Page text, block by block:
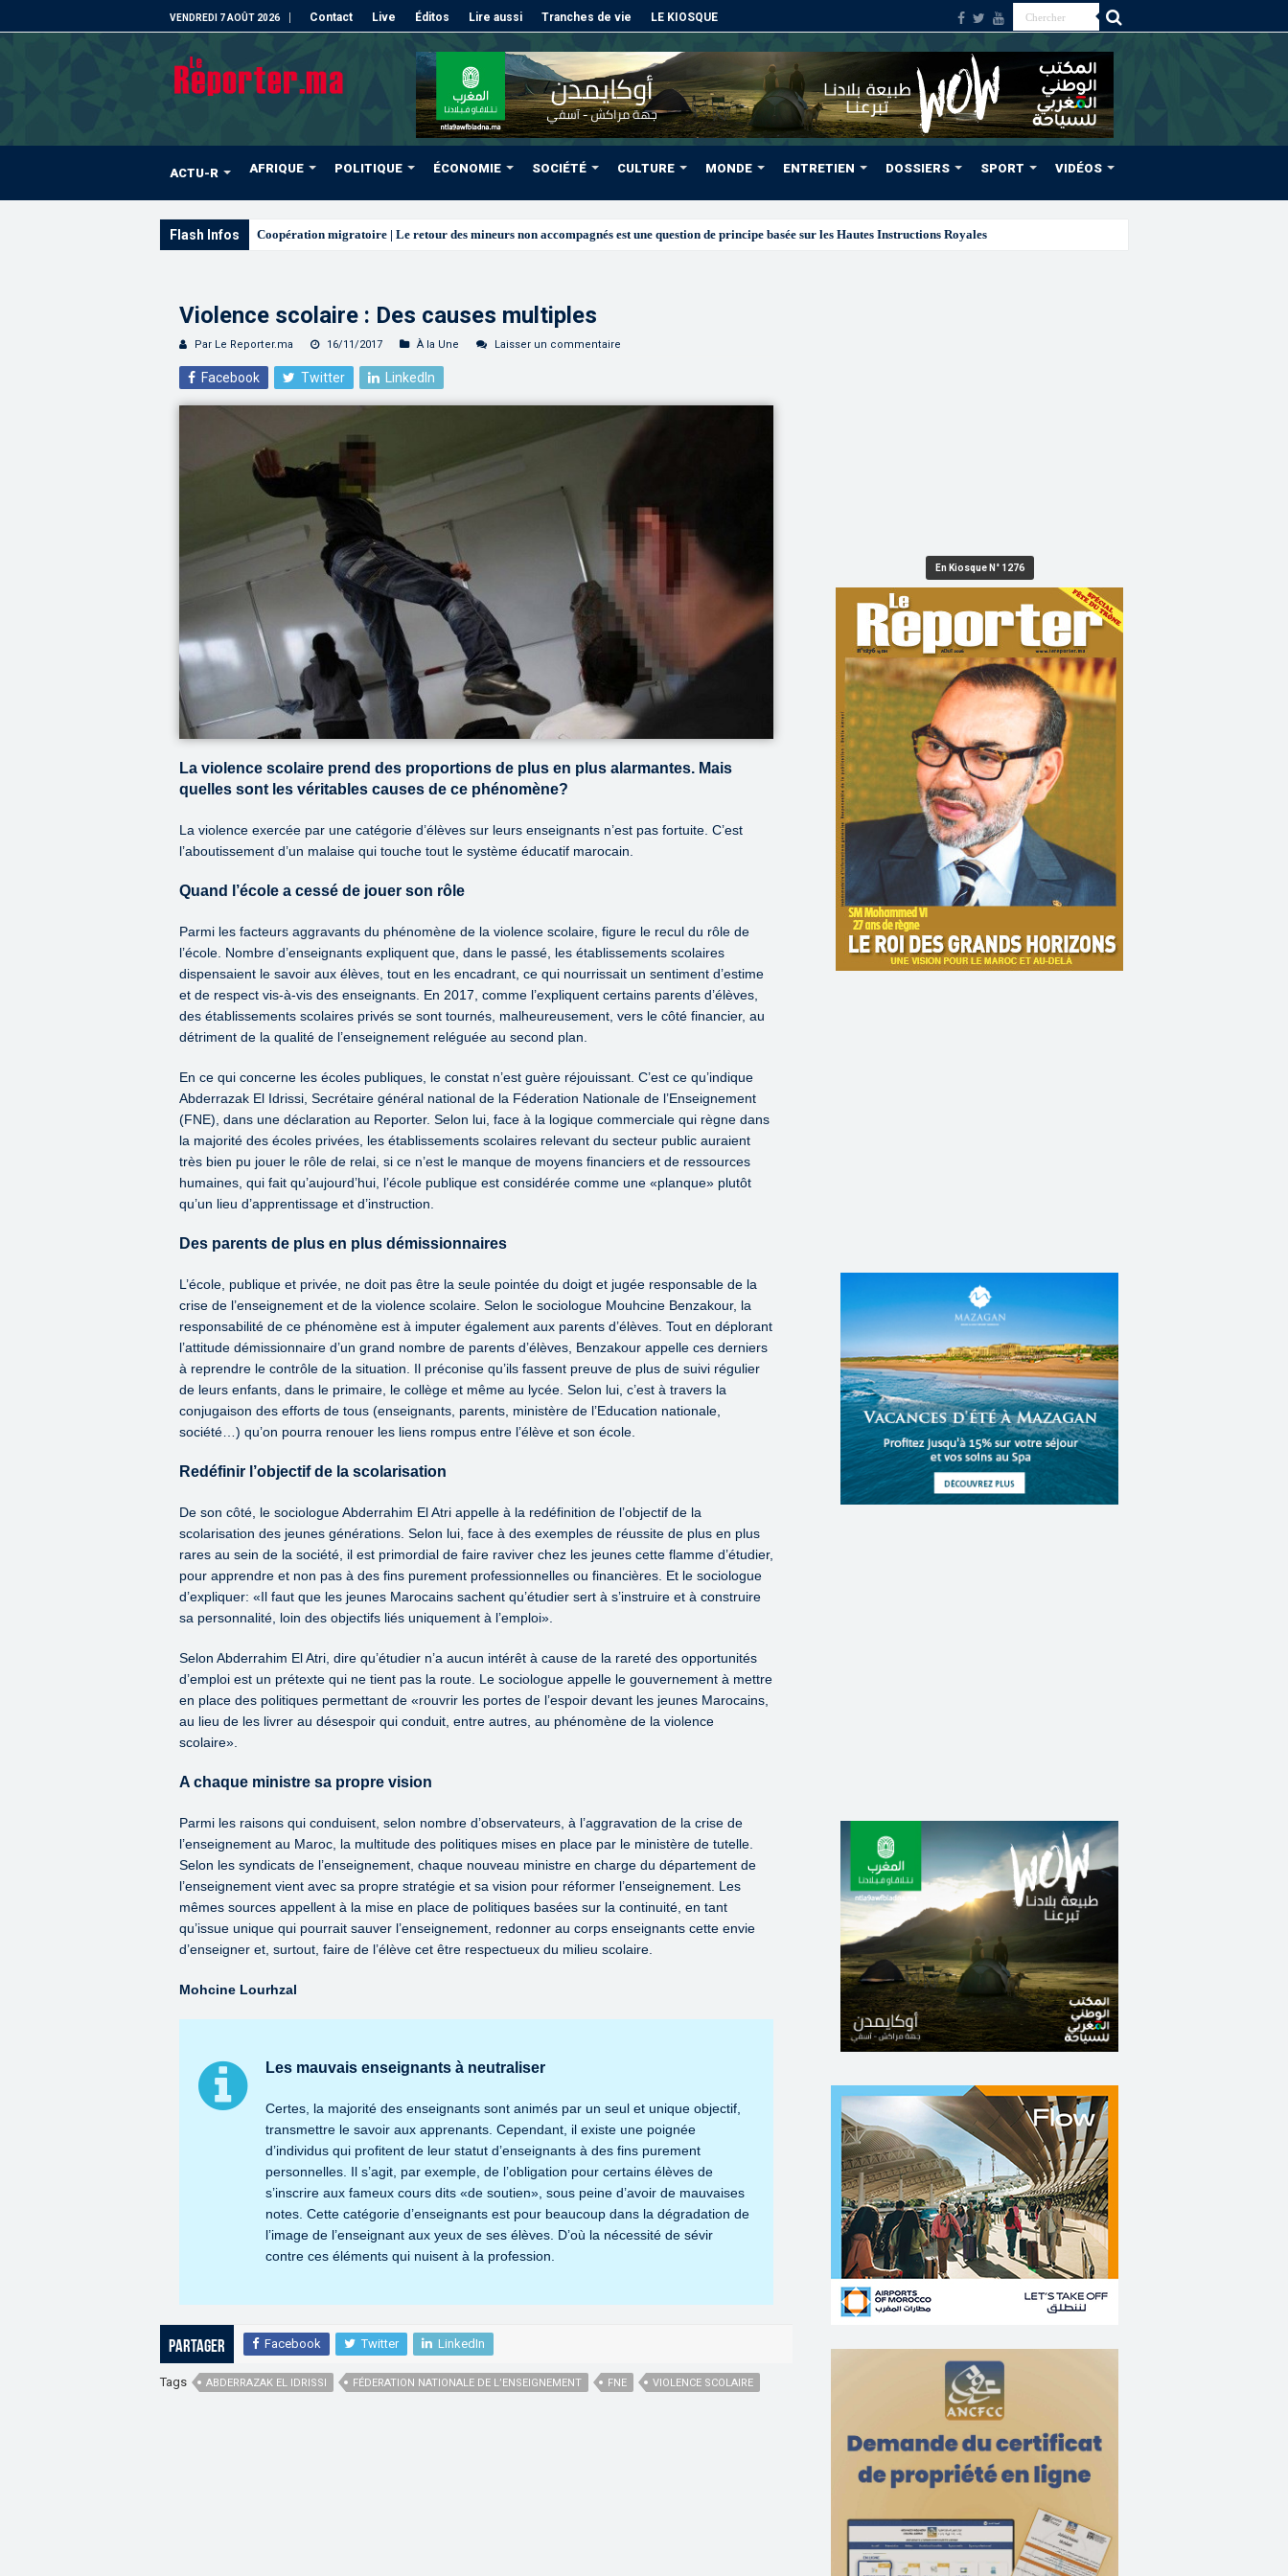
VENDREDI 7 AOÛT 2026 Contact Live Éditos Lire aussi Tranches de vie LE KIOSQUE
ACTU-R AFRIQUE POLITIQUE ÉCONOMIE SOCIÉTÉ CULTURE MONDE ENTRETIEN DOSSIERS SPORT VIDÉOS
Flash Infos L’ONMT renforce l’attractivité
Violence scolaire : Des causes multiples
Par Le Reporter.ma 16/11/2017 À la Une Laisser un commentaire
Facebook Twitter LinkedIn
La violence scolaire prend des proportions de plus en plus alarmantes. Mais
quelles sont les véritables causes de ce phénomène?
La violence exercée par une catégorie d’élèves sur leurs enseignants n’est pas fortuite. C’est
l’aboutissement d’un malaise qui touche tout le système éducatif marocain.
Quand l’école a cessé de jouer son rôle
Parmi les facteurs aggravants du phénomène de la violence scolaire, figure le recul du rôle de
l’école. Nombre d’enseignants expliquent que, dans le passé, les établissements scolaires
dispensaient le savoir aux élèves, tout en les encadrant, ce qui nourrissait un sentiment d’estime
et de respect vis-à-vis des enseignants. En 2017, comme l’expliquent certains parents d’élèves,
des établissements scolaires privés se sont tournés, malheureusement, vers le côté financier, au
détriment de la qualité de l’enseignement reléguée au second plan.
En ce qui concerne les écoles publiques, le constat n’est guère réjouissant. C’est ce qu’indique
Abderrazak El Idrissi, Secrétaire général national de la Féderation Nationale de l’Enseignement
(FNE), dans une déclaration au Reporter. Selon lui, face à la logique commerciale qui règne dans
la majorité des écoles privées, les établissements scolaires relevant du secteur public auraient
très bien pu jouer le rôle de relai, si ce n’est le manque de moyens financiers et de ressources
humaines, qui fait qu’aujourd’hui, l’école publique est considérée comme une «planque» plutôt
qu’un lieu d’apprentissage et d’instruction.
Des parents de plus en plus démissionnaires
L’école, publique et privée, ne doit pas être la seule pointée du doigt et jugée responsable de la
crise de l’enseignement et de la violence scolaire. Selon le sociologue Mouhcine Benzakour, la
responsabilité de ce phénomène est à imputer également aux parents d’élèves. Tout en déplorant
l’attitude démissionnaire d’un grand nombre de parents d’élèves, Benzakour appelle ces derniers
à reprendre le contrôle de la situation. Il préconise qu’ils fassent preuve de plus de suivi régulier
de leurs enfants, dans le primaire, le collège et même au lycée. Selon lui, c’est à travers la
conjugaison des efforts de tous (enseignants, parents, ministère de l’Education nationale,
société…) qu’on pourra renouer les liens rompus entre l’élève et son école.
Redéfinir l’objectif de la scolarisation
De son côté, le sociologue Abderrahim El Atri appelle à la redéfinition de l’objectif de la
scolarisation des jeunes générations. Selon lui, face à des exemples de réussite de plus en plus
rares au sein de la société, il est primordial de faire raviver chez les jeunes cette flamme d’étudier,
pour apprendre et non pas à des fins purement professionnelles ou financières. Et le sociologue
d’expliquer: «Il faut que les jeunes Marocains sachent qu’étudier sert à s’instruire et à construire
sa personnalité, loin des objectifs liés uniquement à l’emploi».
Selon Abderrahim El Atri, dire qu’étudier n’a aucun intérêt à cause de la rareté des opportunités
d’emploi est un prétexte qui ne tient pas la route. Le sociologue appelle le gouvernement à mettre
en place des politiques permettant de «rouvrir les portes de l’espoir devant les jeunes Marocains,
au lieu de les livrer au désespoir qui conduit, entre autres, au phénomène de la violence
scolaire».
A chaque ministre sa propre vision
Parmi les raisons qui conduisent, selon nombre d’observateurs, à l’aggravation de la crise de
l’enseignement au Maroc, la multitude des politiques mises en place par le ministère de tutelle.
Selon les syndicats de l’enseignement, chaque nouveau ministre en charge du département de
l’enseignement vient avec sa propre stratégie et sa vision pour réformer l’enseignement. Les
mêmes sources appellent à la mise en place de politiques basées sur la continuité, en tant
qu’issue unique qui pourrait sauver l’enseignement, redonner au corps enseignants cette envie
d’enseigner et, surtout, faire de l’élève cet être respectueux du milieu scolaire.
Mohcine Lourhzal
Les mauvais enseignants à neutraliser
Certes, la majorité des enseignants sont animés par un seul et unique objectif,
transmettre le savoir aux apprenants. Cependant, il existe une poignée
d’individus qui profitent de leur statut d’enseignants à des fins purement
personnelles. Il s’agit, par exemple, de l’obligation pour certains élèves de
s’inscrire aux fameux cours dits «de soutien», sous peine d’avoir de mauvaises
notes. Cette catégorie d’enseignants est pour beaucoup dans la dégradation de
l’image de l’enseignant aux yeux de ses élèves. D’où la nécessité de sévir
contre ces éléments qui nuisent à la profession.
Partager Facebook Twitter LinkedIn
Tags ABDERRAZAK EL IDRISSI FÉDERATION NATIONALE DE L’ENSEIGNEMENT FNE VIOLENCE SCOLAIRE
En Kiosque N° 1276